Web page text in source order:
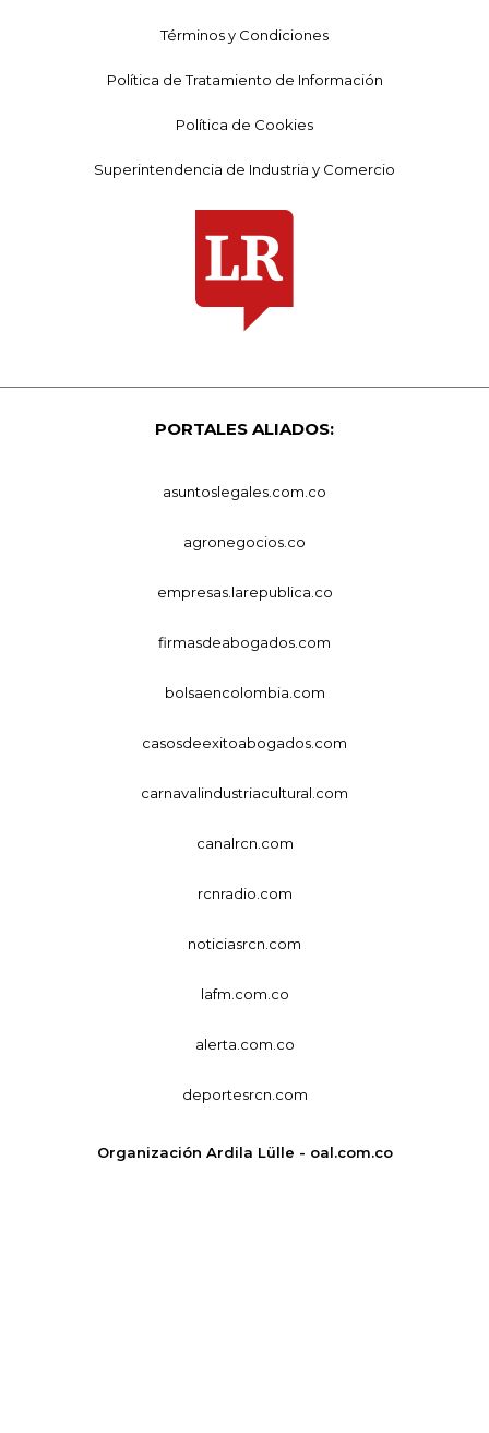
Términos y Condiciones
Política de Tratamiento de Información
Política de Cookies
Superintendencia de Industria y Comercio
PORTALES ALIADOS:
asuntoslegales.com.co
agronegocios.co
empresas.larepublica.co
firmasdeabogados.com
bolsaencolombia.com
casosdeexitoabogados.com
carnavalindustriacultural.com
canalrcn.com
rcnradio.com
noticiasrcn.com
lafm.com.co
alerta.com.co
deportesrcn.com
Organización Ardila Lülle - oal.com.co